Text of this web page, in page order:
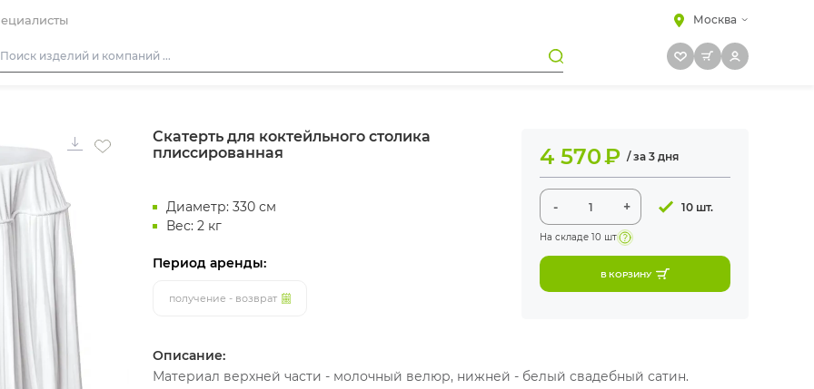
Москва
Диваны
Кресла
Пуфы
Скамейки
Фуршетная мебель
Барная мебель
Скатерть для коктейльного столика
плиссированная
Диаметр: 330 см
Вес: 2 кг
Период аренды:
получение - возврат
4 570₽ / за 3 дня
- + 10 шт.
На складе 10 шт
В КОРЗИНУ
Описание:
Материал верхней части - молочный велюр, нижней - белый свадебный сатин.